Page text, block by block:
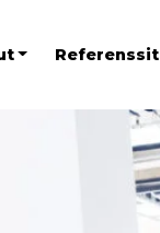
Referenssit